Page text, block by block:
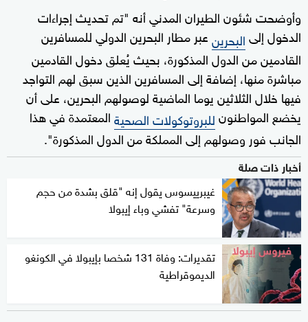
وأوضحت شئون الطيران المدني أنه "تم تحديث إجراءات
الدخول إلىالبحرينعبر مطار البحرين الدولي للمسافرين
القادمين من الدول المذكورة، بحيث يُعلق دخول القادمين
مباشرة منها، إضافة إلى المسافرين الذين سبق لهم التواجد
فيها خلال الثلاثين يوما الماضية لوصولهم البحرين، على أن
يخضع المواطنونللبروتوكولات الصحيةالمعتمدة في هذا
الجانب فور وصولهم إلى المملكة من الدول المذكورة".
أخبار ذات صلة
غيبرييسوس يقول إنه "قلق بشدة من حجم
وسرعة" تفشي وباء إيبولا
تقديرات: وفاة 131 شخصا بإيبولا في الكونغو
الديموقراطية